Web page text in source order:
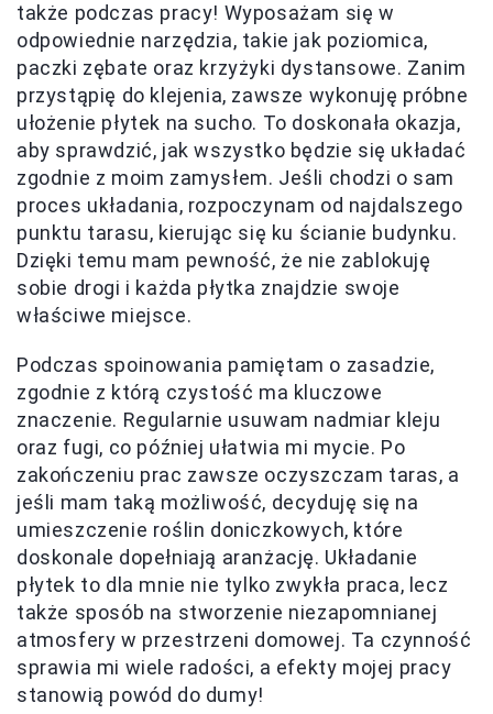
także podczas pracy! Wyposażam się w
odpowiednie narzędzia, takie jak poziomica,
paczki zębate oraz krzyżyki dystansowe. Zanim
przystąpię do klejenia, zawsze wykonuję próbne
ułożenie płytek na sucho. To doskonała okazja,
aby sprawdzić, jak wszystko będzie się układać
zgodnie z moim zamysłem. Jeśli chodzi o sam
proces układania, rozpoczynam od najdalszego
punktu tarasu, kierując się ku ścianie budynku.
Dzięki temu mam pewność, że nie zablokuję
sobie drogi i każda płytka znajdzie swoje
właściwe miejsce.
Podczas spoinowania pamiętam o zasadzie,
zgodnie z którą czystość ma kluczowe
znaczenie. Regularnie usuwam nadmiar kleju
oraz fugi, co później ułatwia mi mycie. Po
zakończeniu prac zawsze oczyszczam taras, a
jeśli mam taką możliwość, decyduję się na
umieszczenie roślin doniczkowych, które
doskonale dopełniają aranżację. Układanie
płytek to dla mnie nie tylko zwykła praca, lecz
także sposób na stworzenie niezapomnianej
atmosfery w przestrzeni domowej. Ta czynność
sprawia mi wiele radości, a efekty mojej pracy
stanowią powód do dumy!